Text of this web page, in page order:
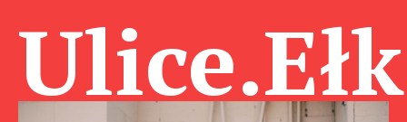
Ulice.Ełk